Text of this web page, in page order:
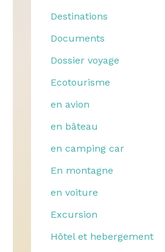
Destinations
Documents
Dossier voyage
Ecotourisme
en avion
en bâteau
en camping car
En montagne
en voiture
Excursion
Hôtel et hebergement